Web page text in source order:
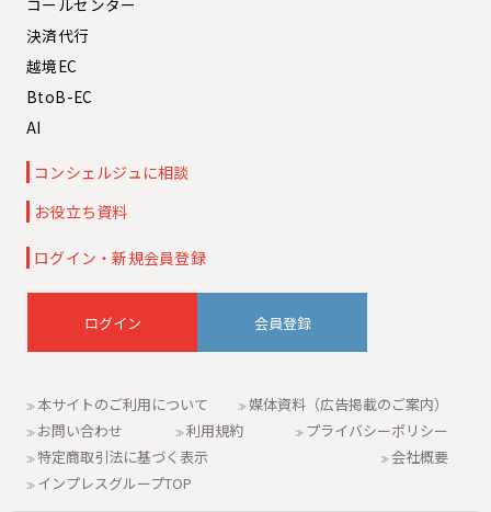
コールセンター
決済代行
越境EC
BtoB-EC
AI
コンシェルジュに相談
お役立ち資料
ログイン・新規会員登録
会員登録
本サイトのご利用について
媒体資料（広告掲載のご案内）
お問い合わせ
利用規約
プライバシーポリシー
特定商取引法に基づく表示
会社概要
インプレスグループTOP